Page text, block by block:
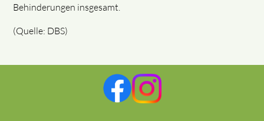
Behinderungen insgesamt.
(Quelle: DBS)